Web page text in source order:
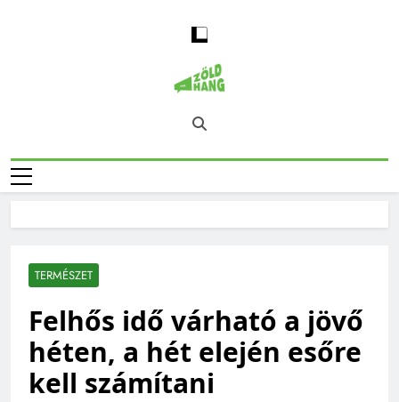
Magyarország
Zöld Hangja
Zöld Hang – Természet, Klímaváltozás,
Fenntarthatóság, Jövő
TERMÉSZET
Felhős idő várható a jövő
héten, a hét elején esőre
kell számítani